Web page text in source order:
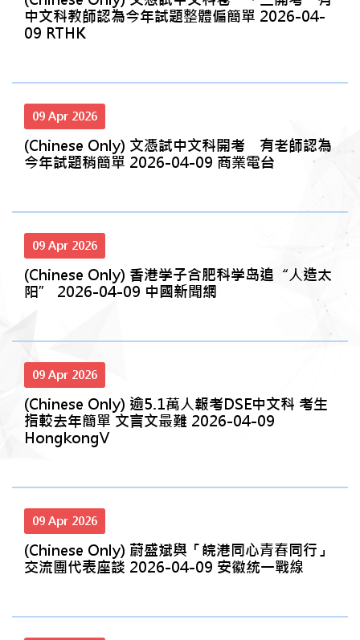
中文科教師認為今年試題整體偏簡單 2026-04-
09 RTHK
09 Apr 2026
(Chinese Only) 文憑試中文科開考 有老師認為
今年試題稍簡單 2026-04-09 商業電台
09 Apr 2026
(Chinese Only) 香港学子合肥科学岛追“人造太
阳” 2026-04-09 中國新聞網
09 Apr 2026
(Chinese Only) 逾5.1萬人報考DSE中文科 考生
指較去年簡單 文言文最難 2026-04-09
HongkongV
09 Apr 2026
(Chinese Only) 蔚盛斌與「皖港同心青春同行」
交流團代表座談 2026-04-09 安徽統一戰線